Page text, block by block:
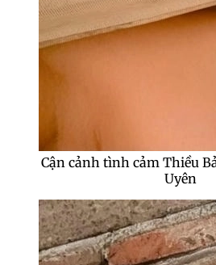
Cận cảnh tình cảm Thiều
Uyên